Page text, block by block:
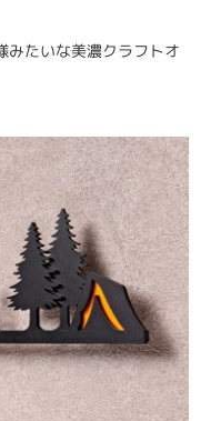
みたいな美濃クラフトオ